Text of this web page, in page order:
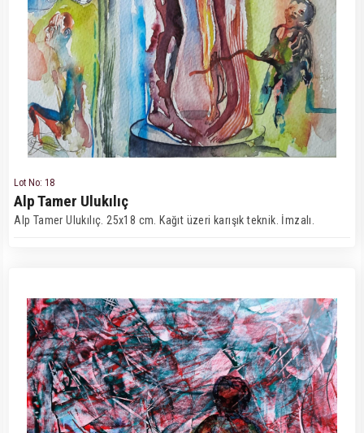
Lot No: 18
Alp Tamer Ulukılıç
Alp Tamer Ulukılıç. 25x18 cm. Kağıt üzeri karışık teknik. İmzalı.